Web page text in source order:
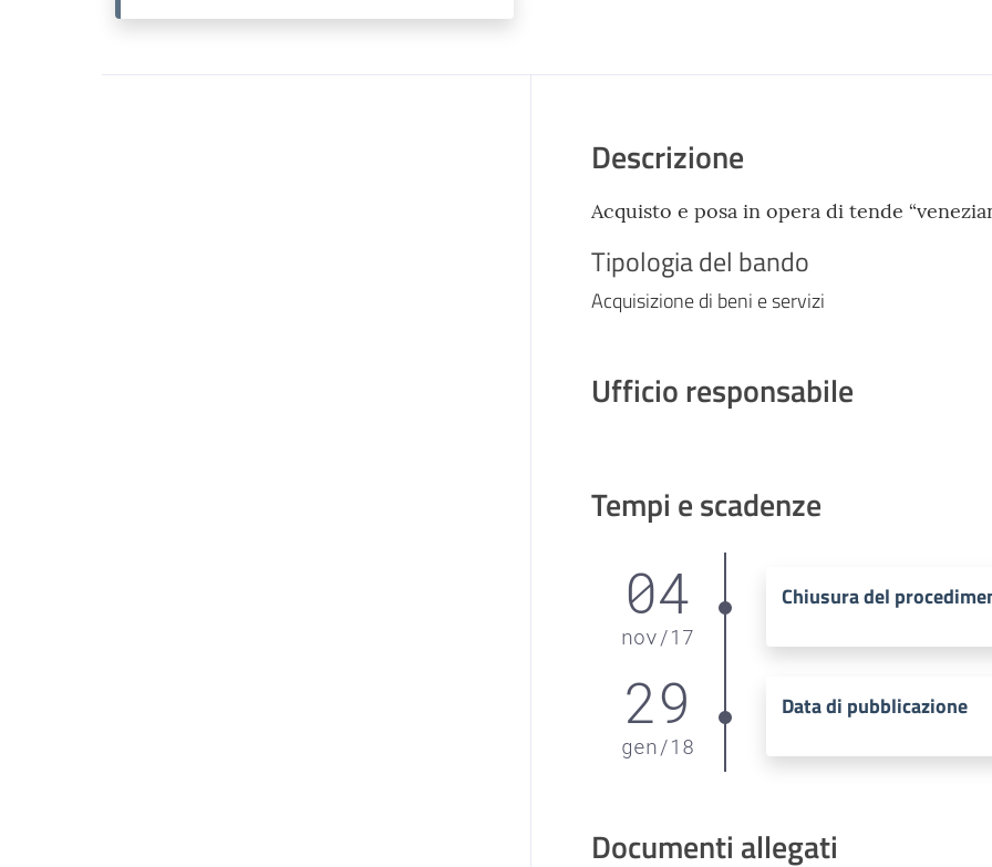
Descrizione
Acquisto e posa in opera di tende
Tipologia del bando
Acquisizione di beni e servizi
Ufficio responsabile
Tempi e scadenze
04
nov/17
Chiusura del
29
gen/18
Data di pubblicazione
Documenti allegati